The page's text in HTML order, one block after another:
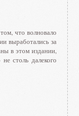
что волновало
выработались за
в этом издании,
столь далекого